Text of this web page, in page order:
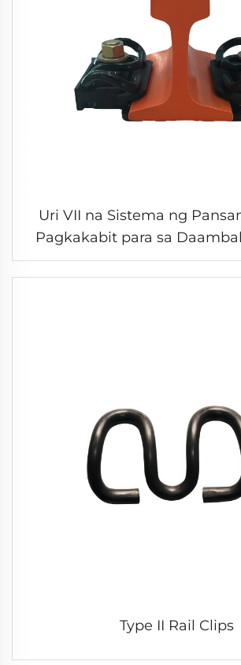
Uri VII na Sistema ng
Pagkakabit para sa
Mataas na
Type II Rail Clips